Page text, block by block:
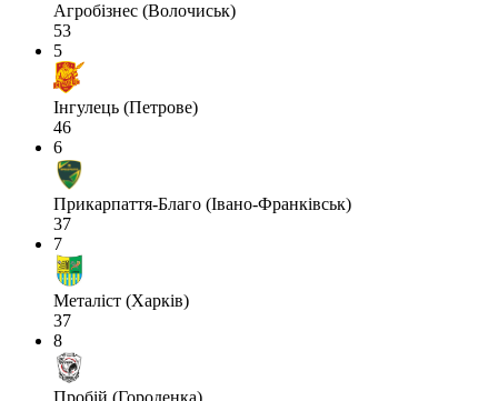
Агробізнес (Волочиськ)
53
5
Інгулець (Петрове)
46
6
Прикарпаття-Благо (Івано-Франківськ)
37
7
Металіст (Харків)
37
8